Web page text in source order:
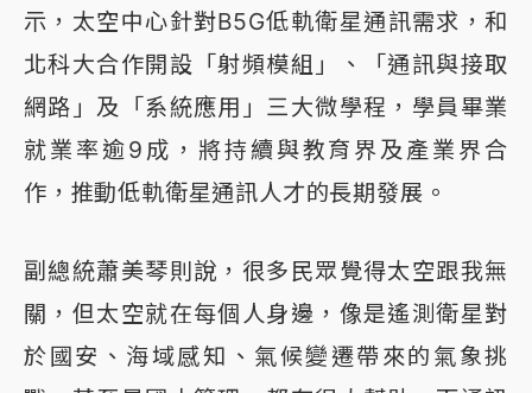
示，太空中心針對B5G低軌衛星通訊需求，和
北科大合作開設「射頻模組」、「通訊與接取
網路」及「系統應用」三大微學程，學員畢業
就業率逾9成，將持續與教育界及產業界合
作，推動低軌衛星通訊人才的長期發展。
副總統蕭美琴則說，很多民眾覺得太空跟我無
關，但太空就在每個人身邊，像是遙測衛星對
於國安、海域感知、氣候變遷帶來的氣象挑